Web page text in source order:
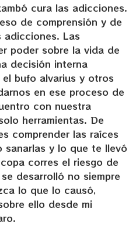
cura las adicciones.
de comprensión y de
adicciones. Las
poder sobre la vida de
decisión interna
bufo alvarius y otros
en ese proceso de
con nuestra
herramientas. De
comprender las raíces
sanarlas y lo que te llevó
corres el riesgo de
desarrolló no siempre
lo que lo causó,
ello desde mi